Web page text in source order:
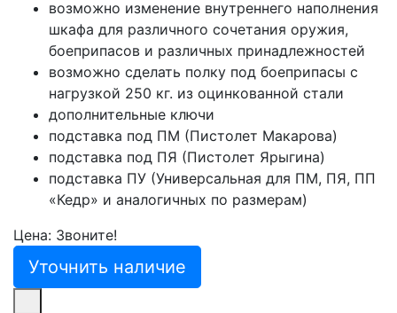
возможно изменение внутреннего наполнения
шкафа для различного сочетания оружия,
боеприпасов и различных принадлежностей
возможно сделать полку под боеприпасы с
нагрузкой 250 кг. из оцинкованной стали
дополнительные ключи
подставка под ПМ (Пистолет Макарова)
подставка под ПЯ (Пистолет Ярыгина)
подставка ПУ (Универсальная для ПМ, ПЯ, ПП
«Кедр» и аналогичных по размерам)
Цена: Звоните!
Уточнить наличие